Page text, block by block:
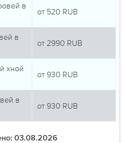
в
от 520 RUB
в
от 2990 RUB
хной
от 930 RUB
в
от 930 RUB
03.08.2026